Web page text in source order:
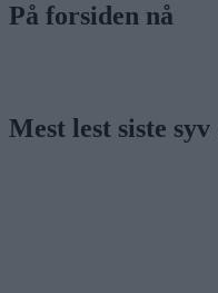
På forsiden nå
Mest lest siste syv